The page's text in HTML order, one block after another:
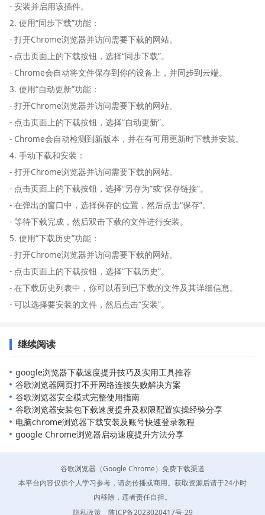
- 安装并启用该插件。
2. 使用“同步下载”功能：
- 打开Chrome浏览器并访问需要下载的网站。
- 点击页面上的下载按钮，选择“同步下载”。
- Chrome会自动将文件保存到你的设备上，并同步到云端。
3. 使用“自动更新”功能：
- 打开Chrome浏览器并访问需要下载的网站。
- 点击页面上的下载按钮，选择“自动更新”。
- Chrome会自动检测到新版本，并在有可用更新时下载并安装。
4. 手动下载和安装：
- 打开Chrome浏览器并访问需要下载的网站。
- 点击页面上的下载按钮，选择“另存为”或“保存链接”。
- 在弹出的窗口中，选择保存的位置，然后点击“保存”。
- 等待下载完成，然后双击下载的文件进行安装。
5. 使用“下载历史”功能：
- 打开Chrome浏览器并访问需要下载的网站。
- 点击页面上的下载按钮，选择“下载历史”。
- 在下载历史列表中，你可以看到已下载的文件及其详细信息。
- 可以选择要安装的文件，然后点击“安装”。
继续阅读
google浏览器下载速度提升技巧及实用工具推荐
谷歌浏览器网页打不开网络连接失败解决方案
谷歌浏览器安全模式完整使用指南
谷歌浏览器安装包下载速度提升及权限配置实操经验分享
电脑chrome浏览器下载安装及账号快速登录教程
google Chrome浏览器启动速度提升方法分享
谷歌浏览器（Google Chrome）免费下载渠道
本平台内容仅供个人学习参考，请勿传播或商用。获取资源后请于24小时
内移除，违者责任自担。
隐私政策
陕ICP备2023020417号-29